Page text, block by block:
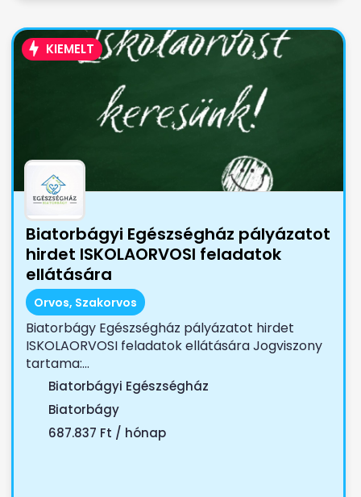
KIEMELT
Biatorbágyi Egészségház pályázatot
hirdet ISKOLAORVOSI feladatok
ellátására
Orvos, Szakorvos
Biatorbágy Egészségház pályázatot hirdet
ISKOLAORVOSI feladatok ellátására Jogviszony
tartama:...
Biatorbágyi Egészségház
Biatorbágy
687.837 Ft / hónap